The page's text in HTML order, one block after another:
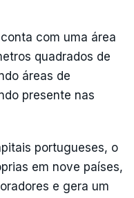
com uma área
quadrados de
áreas de
presente nas
portugueses, o
em nove países,
e gera um